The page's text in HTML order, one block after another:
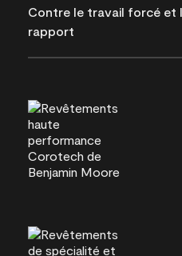
Contre le travail forcé et
rapport